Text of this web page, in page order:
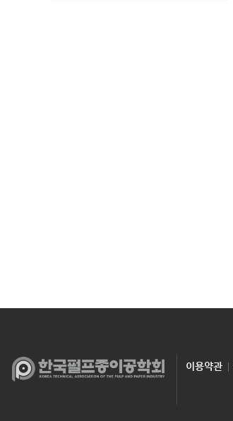
이용약관